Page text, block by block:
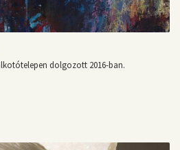
dolgozott 2016-ban.